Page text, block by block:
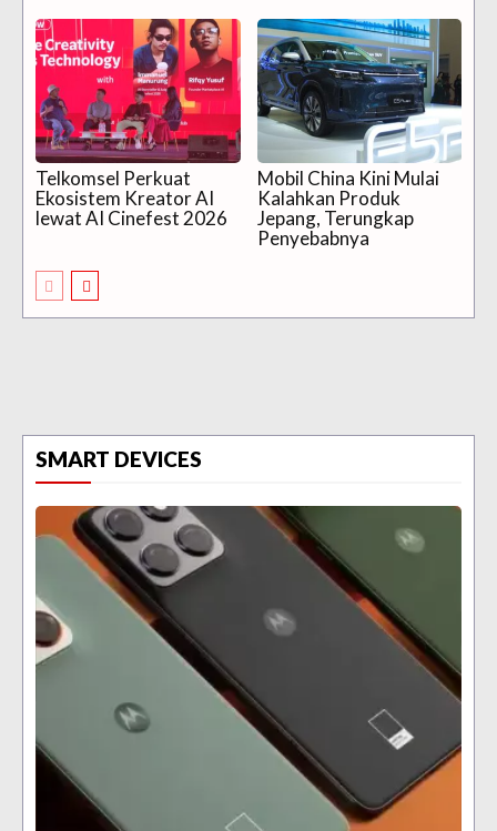
Telkomsel Perkuat
Ekosistem Kreator AI
lewat AI Cinefest 2026
Mobil China Kini Mulai
Kalahkan Produk
Jepang, Terungkap
Penyebabnya
SMART DEVICES